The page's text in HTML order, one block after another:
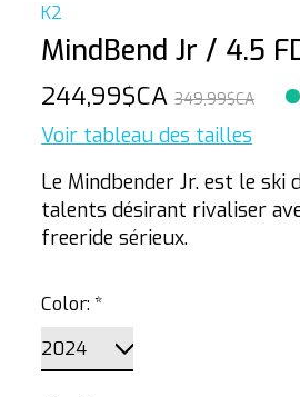
K2
MindBend Jr / 4.5
244,99$CA349,99$CA
Voir tableau des tailles
Le Mindbender Jr. est le
talents désirant rivaliser
freeride sérieux.
Color: *